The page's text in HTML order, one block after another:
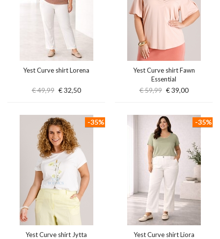
Yest Curve shirt Lorena
€ 49,99 € 32,50
Yest Curve shirt Fawn
Essential
€ 59,99 € 39,00
Yest Curve shirt Jytta
-35%
Yest Curve shirt Liora
-35%